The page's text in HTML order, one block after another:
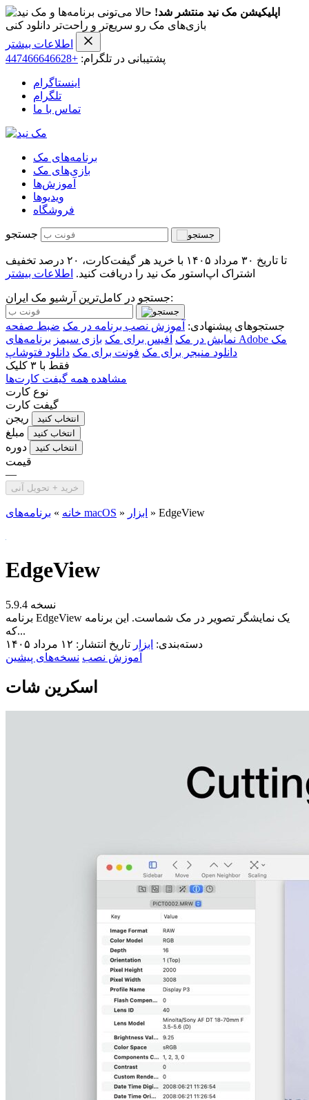
اپلیکیشن مک نید منتشر شد! حالا می‌تونی برنامه‌ها و
بازی‌های مک رو سریع‌تر و راحت‌تر دانلود کنی
اطلاعات بیشتر
پشتیبانی در تلگرام: +447466646628
اینستاگرام
تلگرام
تماس با ما
برنامه‌های مک
بازی‌های مک
آموزش‌ها
ویدیو‌ها
فروشگاه
جستجو
تا تاریخ ۳۰ مرداد ۱۴۰۵ با خرید هر گیفت‌کارت، ۲۰ درصد تخفیف
اشتراک اپ‌استور مک نید را دریافت کنید. اطلاعات بیشتر
جستجو در کامل‌ترین آرشیو مک ایران:
جستجوهای پیشنهادی: آموزش نصب برنامه در مک ضبط صفحه
نمایش در مک آفیس برای مک بازی سیمز
برنامه‌های Adobe مک
دانلود منیجر برای مک فونت برای مک دانلود فتوشاپ
فقط با ۳ کلیک
مشاهده همه گیفت کارت‌ها
نوع کارت
گیفت کارت
ریجن
انتخاب کنید
مبلغ انتخاب کنید
دوره انتخاب کنید
قیمت
—
خرید + تحویل آنی
خانه » برنامه‌های macOS » ابزار » EdgeView
EdgeView
نسخه 5.9.4
برنامه EdgeView یک نمایشگر تصویر در مک شماست. این برنامه
که...
دسته‌بندی: ابزار تاریخ انتشار: ۱۲ مرداد ۱۴۰۵
آموزش نصب نسخه‌های پیشین
اسکرین شات